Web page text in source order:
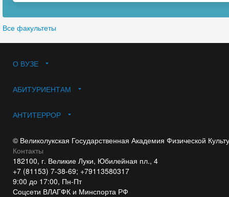
Все факультеты
О ВУЗЕ
АБИТУРИЕНТАМ
АНТИТЕРРОР
© Великолукская Государственная Академия Физической
Контакты
182100, г. Великие Луки, Юбилейная пл., 4
+7 (81153) 7-38-69; +79113580317
9:00 до 17:00, Пн-Пт
Соцсети ВЛАГФК и Минспорта РФ